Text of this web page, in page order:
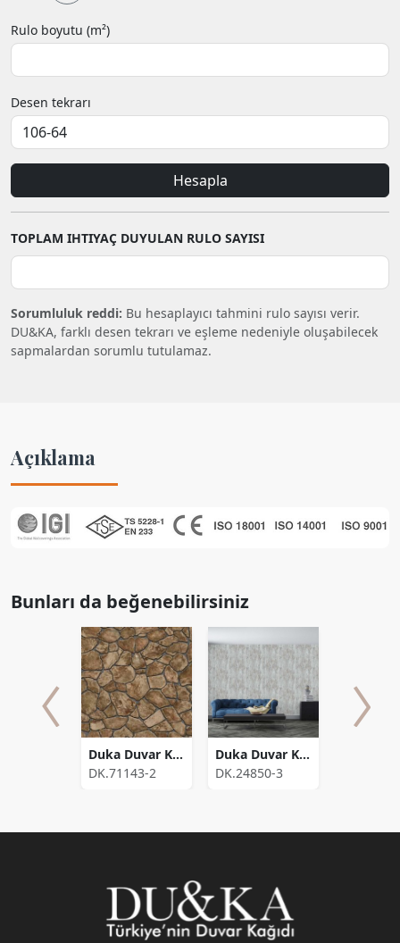
Rulo boyutu (m²)
Desen tekrarı
Hesapla
TOPLAM IHTIYAÇ DUYULAN RULO SAYISI
Sorumluluk reddi: Bu hesaplayıcı tahmini rulo sayısı verir.
DU&KA, farklı desen tekrarı ve eşleme nedeniyle oluşabilecek
sapmalardan sorumlu tutulamaz.
Açıklama
Bunları da beğenebilirsiniz
Duka Duvar Kağıdı Inception Age DK.71143-2 (16,2 m2)
DK.71143-2
Duka Duvar Kagidi Voyage Roma DK.24850-3 (10,653 m2)
DK.24850-3